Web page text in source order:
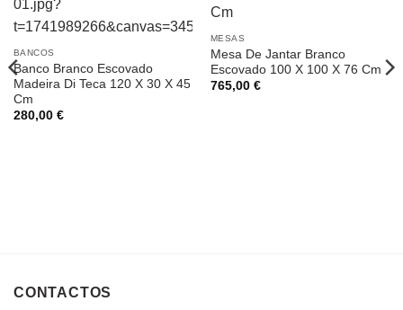
BANCOS
Banco Branco Escovado
Madeira Di Teca 120 X 30 X 45
Cm
280,00 €
MESAS
Mesa De Jantar Branco
Escovado 100 X 100 X 76 Cm
765,00 €
CONTACTOS